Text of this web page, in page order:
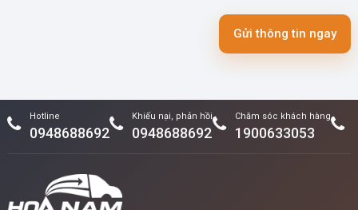
Gửi thông tin ngay
Hotline
0948688692
Khiếu nại, phản hồi
0948688692
Chăm sóc khách hàng
1900633053